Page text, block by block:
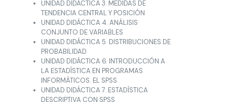
UNIDAD DIDÁCTICA 3. MEDIDAS DE
TENDENCIA CENTRAL Y POSICIÓN
UNIDAD DIDÁCTICA 4. ANÁLISIS
CONJUNTO DE VARIABLES
UNIDAD DIDÁCTICA 5. DISTRIBUCIONES DE
PROBABILIDAD
UNIDAD DIDÁCTICA 6. INTRODUCCIÓN A
LA ESTADÍSTICA EN PROGRAMAS
INFORMÁTICOS. EL SPSS
UNIDAD DIDÁCTICA 7. ESTADÍSTICA
DESCRIPTIVA CON SPSS